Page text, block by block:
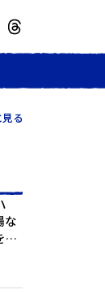
見る
な
整